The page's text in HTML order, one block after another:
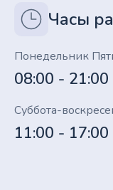
Часы
Понедельник
08:00 - 21:00
Суббота-
11:00 - 17:00